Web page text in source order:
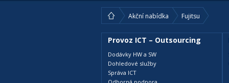
Akční nabídka Fujitsu
Provoz ICT – Outsourcing
Dodávky HW a SW
Dohledové služby
Správa ICT